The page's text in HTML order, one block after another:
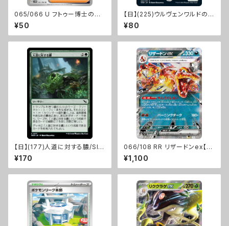
065/066 U フトゥー博士のシ
ナリオ【sv4M】Gレギュ
¥50
【日】(225)ウルヴェンワルドの奇
異/Ulvenwald Oddity[VOW]
¥80
【日】(177)人道に対する膿/Sli
me Against Humanity [MK
M]
¥170
066/108 RR リザードンex【sv
3】Gレギュ
¥1,100